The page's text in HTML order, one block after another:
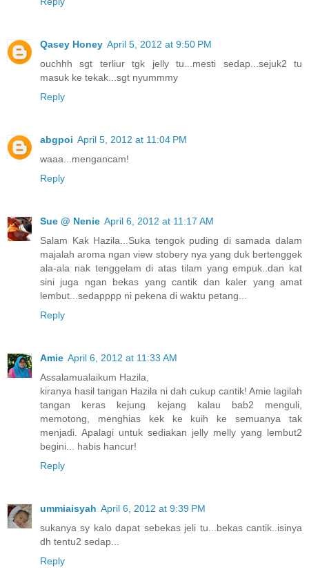
Qasey Honey April 5, 2012 at 9:50 PM
ouchhh sgt terliur tgk jelly tu...mesti sedap...sejuk2 tu
masuk ke tekak...sgt nyummmy
Reply
abgpoi April 5, 2012 at 11:04 PM
waaa...mengancam!
Reply
Sue @ Nenie April 6, 2012 at 11:17 AM
Salam Kak Hazila...Suka tengok puding di samada dalam
majalah aroma ngan view stobery nya yang duk bertenggek
ala-ala nak tenggelam di atas tilam yang empuk..dan kat
sini juga ngan bekas yang cantik dan kaler yang amat
lembut...sedapppp ni pekena di waktu petang...
Reply
Amie April 6, 2012 at 11:33 AM
Assalamualaikum Hazila,
kiranya hasil tangan Hazila ni dah cukup cantik! Amie lagilah
tangan keras kejung kejang kalau bab2 menguli,
memotong, menghias kek ke kuih ke semuanya tak
menjadi. Apalagi untuk sediakan jelly melly yang lembut2
begini... habis hancur!
Reply
ummiaisyah April 6, 2012 at 9:39 PM
sukanya sy kalo dapat sebekas jeli tu...bekas cantik..isinya
dh tentu2 sedap...
Reply